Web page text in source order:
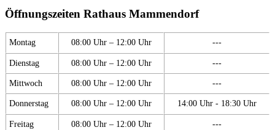
Öffnungszeiten Rathaus Mammendorf
Montag 08:00 Uhr – 12:00 Uhr ---
Dienstag 08:00 Uhr – 12:00 Uhr ---
Mittwoch 08:00 Uhr – 12:00 Uhr ---
Donnerstag 08:00 Uhr – 12:00 Uhr 14:00 Uhr - 18:30 Uhr
Freitag 08:00 Uhr – 12:00 Uhr ---